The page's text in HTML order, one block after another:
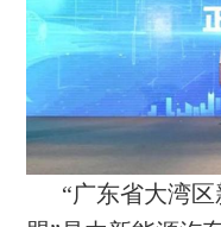
“广东省大湾区